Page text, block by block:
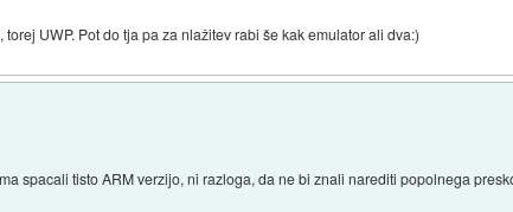
UWP. Pot do tja pa za nlažitev rabi še kak emulator ali dva:)
spacali tisto ARM verzijo, ni razloga, da ne bi znali narediti popolnega